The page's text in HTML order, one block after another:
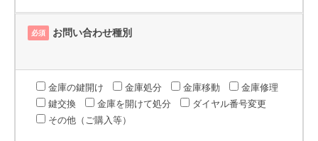
必須 お問い合わせ種別
金庫の鍵開け 金庫処分 金庫移動
金庫修理
鍵交換
金庫を開けて処分
ダイヤル番号変更
その他（ご購入等）